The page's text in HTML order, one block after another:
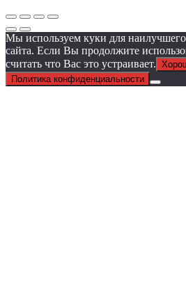
Мы используем куки для
сайта. Если Вы продолжите
считать что Вас это устраивает.
Политика конфиденциальности